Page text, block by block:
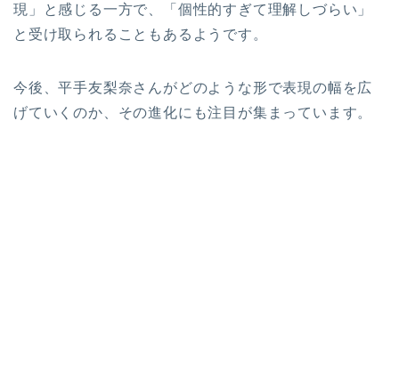
現」と感じる一方で、「個性的すぎて理解しづらい」
と受け取られることもあるようです。
今後、平手友梨奈さんがどのような形で表現の幅を広
げていくのか、その進化にも注目が集まっています。